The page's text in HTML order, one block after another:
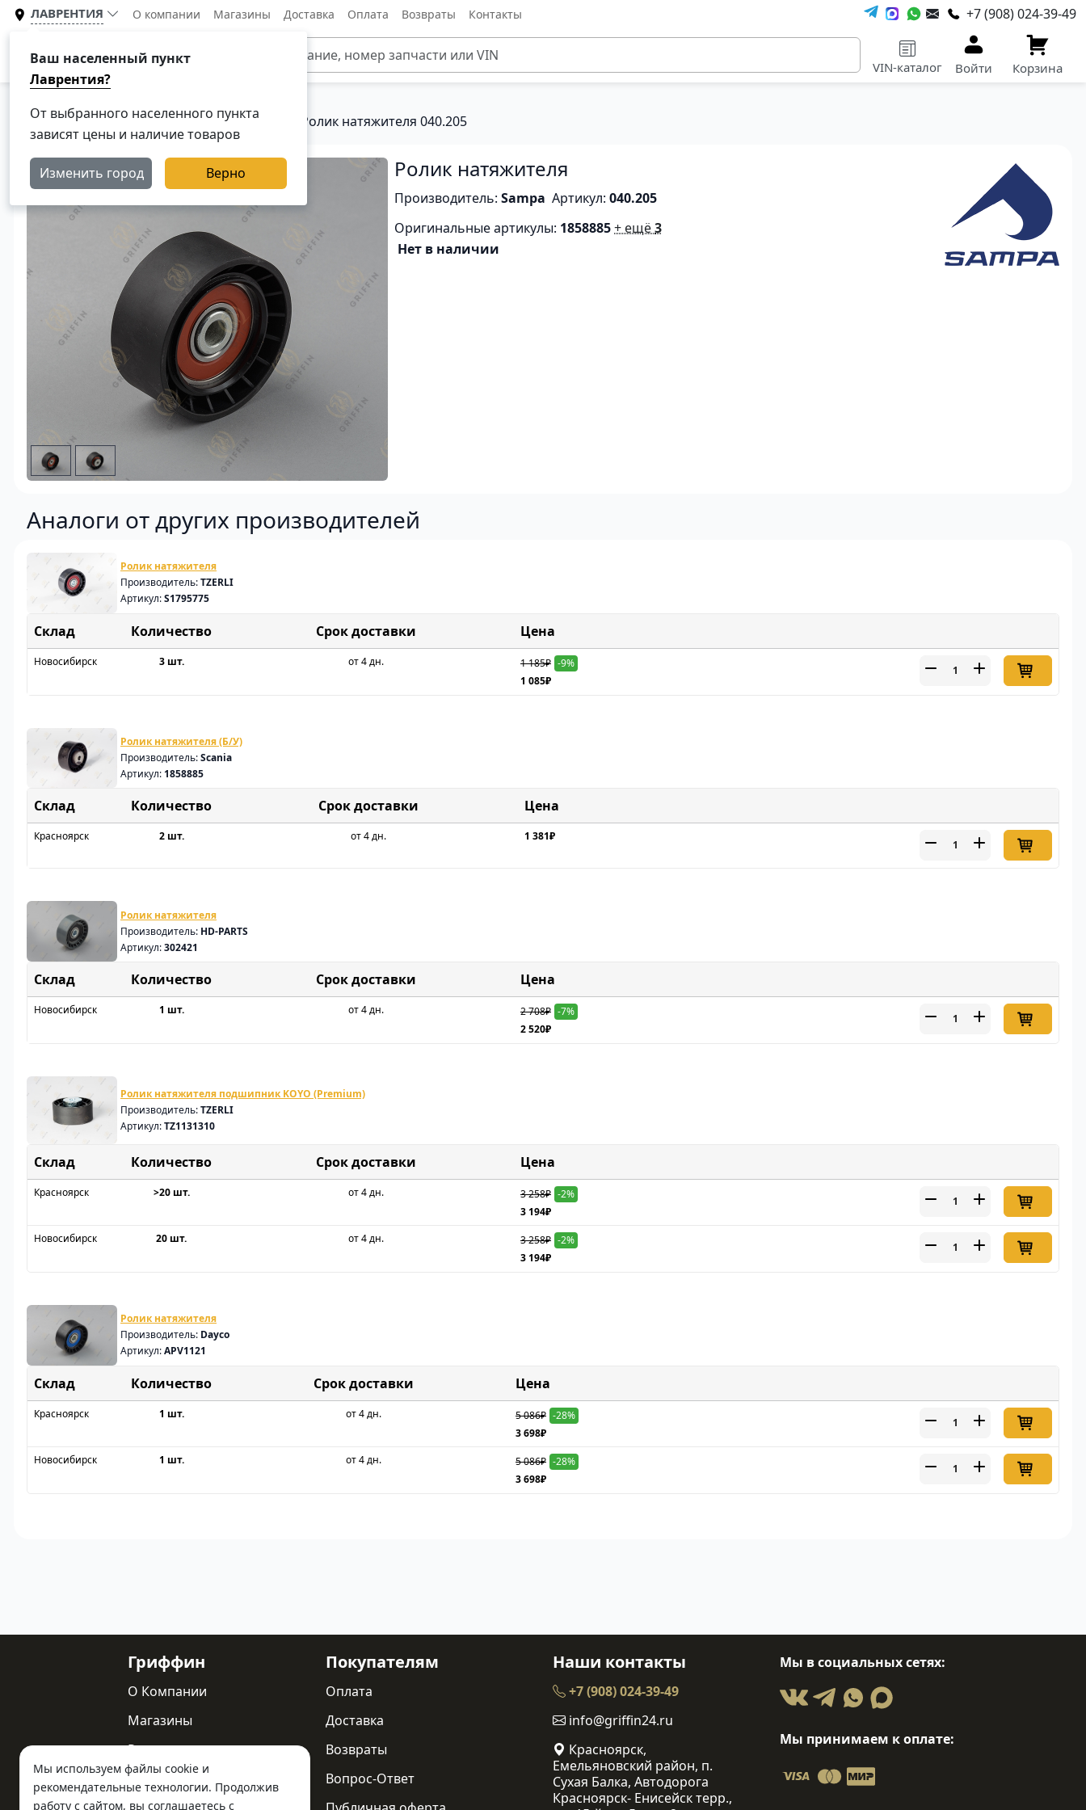
ЛАВРЕНТИЯ
Ваш населенный пункт
Лаврентия?
От выбранного населенного пункта
зависят цены и наличие товаров
Изменить город Верно
О компании Магазины Доставка Оплата Возвраты Контакты +7 (908) 024-39-49
Каталог
VIN-каталог Войти Корзина
Главная Каталог Система охлаждения Ролик натяжителя 040.205
Ролик натяжителя
Производитель:Sampa Артикул:040.205
Оригинальные артикулы: 1858885+ ещё3
Нет в наличии
Аналоги от других производителей
Ролик натяжителя
Производитель:TZERLI
Артикул:S1795775
Склад Срок доставки Цена
Новосибирск 3 шт. от 4 дн. 1 185₽ -9%
1 085₽
Ролик натяжителя (Б/У)
Производитель:Scania
Артикул: 1858885
Склад Срок доставки Цена
Красноярск 2 шт. от 4 дн. 1 381₽
Ролик натяжителя
Производитель: HD-PARTS
Артикул:302421
Склад Срок доставки Цена
Новосибирск 1 шт. от 4 дн. 2 708₽ -7%
2 520₽
Ролик натяжителя подшипник KOYO (Premium)
Производитель:TZERLI
Артикул:TZ1131310
Склад Срок доставки Цена
Красноярск >20 шт. от 4 дн. 3 258₽ -2%
3 194₽
Новосибирск
20 шт. от 4 дн. 3 258₽ -2%
3 194₽
Ролик натяжителя
Производитель: Dayco
Артикул:APV1121
Склад Срок доставки Цена
Красноярск 1 шт. от 4 дн. 5 086₽ -28%
3 698₽
Новосибирск
1 шт. от 4 дн. 5 086₽ -28%
3 698₽
Мы используем файлы cookie и
рекомендательные технологии. Продолжив
работу с сайтом, вы соглашаетесь с
Гриффин
О Компании
Магазины
Реквизиты
Статьи
Покупателям
Оплата
Доставка
Возвраты
Вопрос-Ответ
Наши контакты
+7 (908) 024-39-49
info@griffin24.ru
Красноярск,
Емельяновский район, п.
Сухая Балка, Автодорога
Красноярск- Енисейск терр.,
Мы в социальных сетях:
Мы принимаем к оплате: